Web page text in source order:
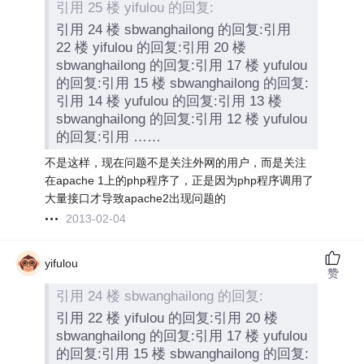
引用 25 楼 yifulou 的回复:
引用 24 楼 sbwanghailong 的回复:引用
22 楼 yifulou 的回复:引用 20 楼
sbwanghailong 的回复:引用 17 楼 yufulou
的回复:引用 15 楼 sbwanghailong 的回复:
引用 14 楼 yufulou 的回复:引用 13 楼
sbwanghailong 的回复:引用 12 楼 yufulou
的回复:引用 ……
不是这样，现在问题不是关注外网的用户，而是关注
在apache 1上的php程序了，正是因为php程序调用了
大量接口才导致apache2出现问题的
2013-02-04
yifulou
引用 24 楼 sbwanghailong 的回复:
引用 22 楼 yifulou 的回复:引用 20 楼
sbwanghailong 的回复:引用 17 楼 yufulou
的回复:引用 15 楼 sbwanghailong 的回复:
赞